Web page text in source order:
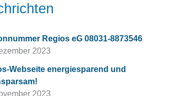
Regios eG 08031-8873546
2023
Webseite energiesparend und
2023